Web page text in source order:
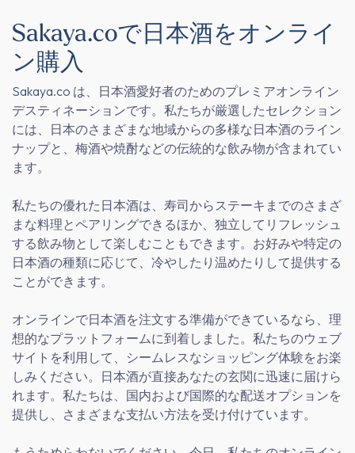
Sakaya.coで日本酒をオンライ
ン購入
Sakaya.co は、日本酒愛好者のためのプレミアオンライン
デスティネーションです。私たちが厳選したセレクション
には、日本のさまざまな地域からの多様な日本酒のライン
ナップと、梅酒や焼酎などの伝統的な飲み物が含まれてい
ます。
私たちの優れた日本酒は、寿司からステーキまでのさまざ
まな料理とペアリングできるほか、独立してリフレッシュ
する飲み物として楽しむこともできます。お好みや特定の
日本酒の種類に応じて、冷やしたり温めたりして提供する
ことができます。
オンラインで日本酒を注文する準備ができているなら、理
想的なプラットフォームに到着しました。私たちのウェブ
サイトを利用して、シームレスなショッピング体験をお楽
しみください。日本酒が直接あなたの玄関に迅速に届けら
れます。私たちは、国内および国際的な配送オプションを
提供し、さまざまな支払い方法を受け付けています。